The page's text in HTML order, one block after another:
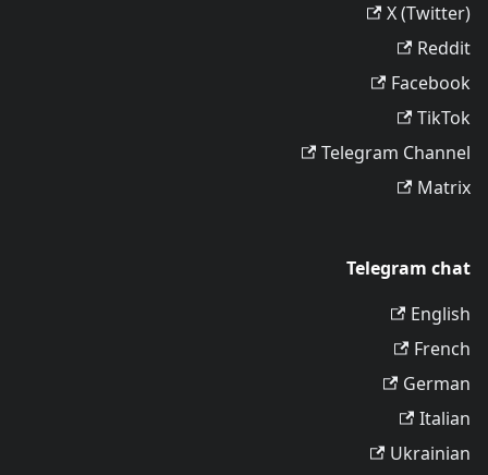
X (Twitter)
Reddit
Facebook
TikTok
Telegram Channel
Matrix
Telegram chat
English
French
German
Italian
Ukrainian